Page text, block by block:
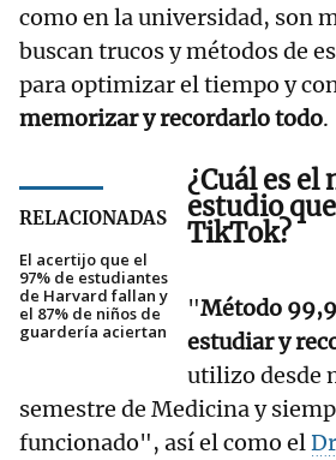
como en la universidad, son
buscan trucos y métodos de
para optimizar el tiempo y
memorizar y recordarlo todo.
RELACIONADAS
El acertijo que el
97% de estudiantes
de Harvard fallan y
el 87% de niños de
guardería aciertan
¿Cuál es el
estudio
TikTok?
"Método
estudiar y
utilizo desde
semestre de Medicina y
funcionado", así el como el